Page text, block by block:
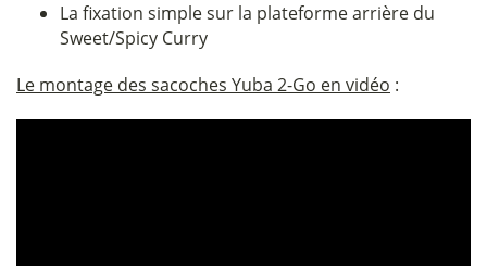
La fixation simple sur la plateforme arrière du
Sweet/Spicy Curry
Le montage des sacoches Yuba 2-Go en vidéo :